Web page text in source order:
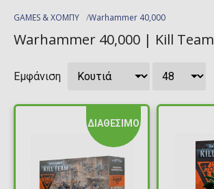
GAMES & ΧΟΜΠΥ Warhammer 40,000
Warhammer 40,000 | Kill Team
Εμφάνιση
ΔΙΑΘΕΣΙΜΟ